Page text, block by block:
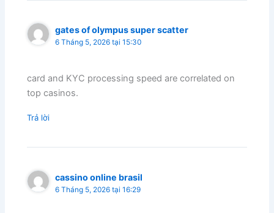
gates of olympus super scatter
6 Tháng 5, 2026 tại 15:30
card and KYC processing speed are correlated on
top casinos.
Trả lời
cassino online brasil
6 Tháng 5, 2026 tại 16:29